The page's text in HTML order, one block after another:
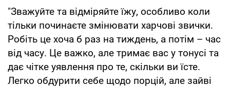
"Зважуйте та відміряйте їжу, особливо коли
тільки починаєте змінювати харчові звички.
Робіть це хоча б раз на тиждень, а потім – час
від часу. Це важко, але тримає вас у тонусі та
дає чітке уявлення про те, скільки ви їсте.
Легко обдурити себе щодо порцій, але зайві